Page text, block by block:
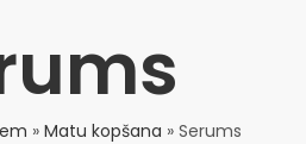
» Matu kopšana » Serums